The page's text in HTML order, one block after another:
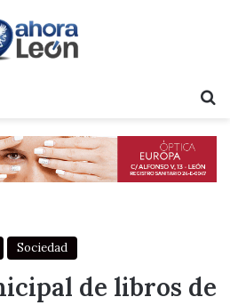
Sociedad
de libros de